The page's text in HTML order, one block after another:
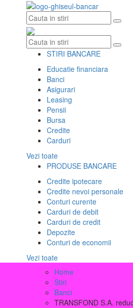
STIRI BANCARE
Educatie financiara
Banci
Asigurari
Leasing
Pensii
Bursa
Credite
Carduri
Vezi toate
PRODUSE BANCARE
Credite ipotecare
Credite nevoi personale
Conturi curente
Carduri de debit
Carduri de credit
Depozite
Conturi de economii
Vezi toate
Home
Stiri
Banci
TRANSFOND S.A.